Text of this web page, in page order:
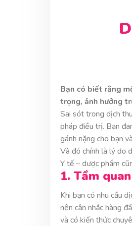
Bạn có biết rằng
trọng, ảnh hưởng
Sai sót trong dịch
pháp điều trị. Bạn
gánh nặng cho bạn
Và đó chính là lý do
Y tế – dược phẩm
1. Tầm
Khi bạn có nhu cầu
nên cân nhắc hàng
và có kiến thức